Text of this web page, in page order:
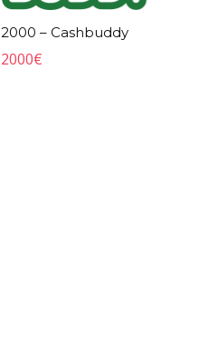
2000 – Cashbuddy
2000€